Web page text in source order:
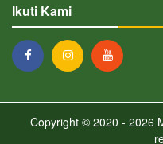
Ikuti Kami
Copyright © 2020 - 2026